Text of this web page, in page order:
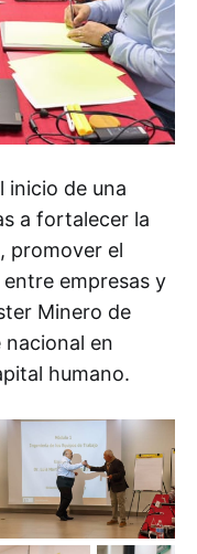
inicio de una
a fortalecer la
promover el
empresas y
Minero de
en
humano.